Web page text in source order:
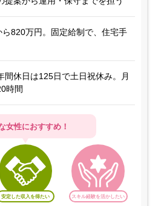
820万円。固定給制で、住宅手
間休日は125日で土日祝休み。月
時間
女性におすすめ！
安定した収入を得たい スキル経験を活かしたい